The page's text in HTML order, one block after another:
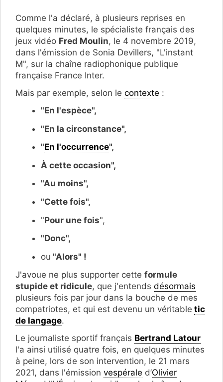
Comme l'a déclaré, à plusieurs reprises en
quelques minutes, le spécialiste français des
jeux vidéo Fred Moulin, le 4 novembre 2019,
dans l'émission de Sonia Devillers, "L'instant
M", sur la chaîne radiophonique publique
française France Inter.
Mais par exemple, selon le contexte :
"En l'espèce",
"En la circonstance",
"En l'occurrence",
À cette occasion",
"Au moins",
"Cette fois",
"Pour une fois",
"Donc",
ou "Alors" !
J'avoue ne plus supporter cette formule
stupide et ridicule, que j'entends désormais
plusieurs fois par jour dans la bouche de mes
compatriotes, et qui est devenu un véritable tic
de langage.
Le journaliste sportif français Bertrand Latour
l'a ainsi utilisé quatre fois, en quelques minutes
à peine, lors de son intervention, le 21 mars
2021, dans l'émission vespérale d’Olivier